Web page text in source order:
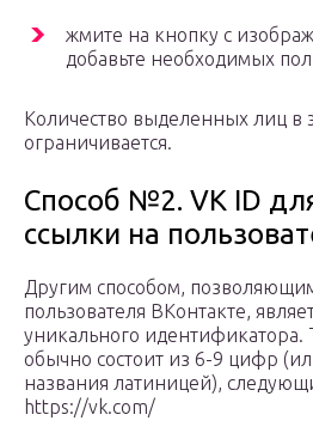
жмите на кнопку с
добавьте необходимых
Количество выделенных лиц в
ограничивается.
Способ №2. VK ID
ссылки на
Другим способом,
пользователя ВКонтакте,
уникального
обычно состоит из 6-9 цифр
названия латиницей),
https://vk.com/